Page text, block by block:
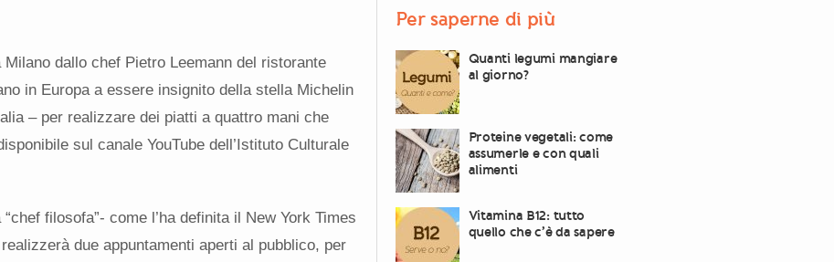
dallo chef Pietro Leemann del ristorante
in Europa a essere insignito della stella Michelin
– per realizzare dei piatti a quattro mani che
sul canale YouTube dell’Istituto Culturale
filosofa”- come l’ha definita il New York Times
due appuntamenti aperti al pubblico, per
Per saperne di più
Quanti legumi mangiare
al giorno?
Proteine vegetali: come
assumerle e con quali
alimenti
Vitamina B12: tutto
quello che c’è da sapere